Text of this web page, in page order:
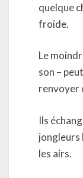
quelque
froide.
Le
son –
renvoyer
Ils
jongleurs
les airs.